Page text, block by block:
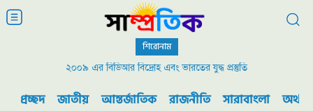
শিরোনাম
২০০৯ এর বিডিআর বিদ্রোহ এবং ভারতের যুদ্ধ প্রস্তুতি
প্রচ্ছদ জাতীয় আন্তর্জাতিক রাজনীতি সারাবাংলা